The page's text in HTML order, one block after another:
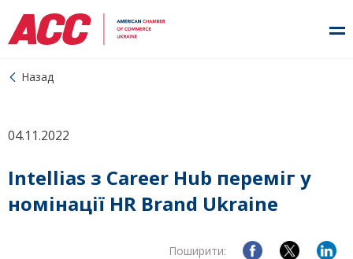
Назад
04.11.2022
Intellias з Career Hub переміг у
номінації HR Brand Ukraine
Поширити: